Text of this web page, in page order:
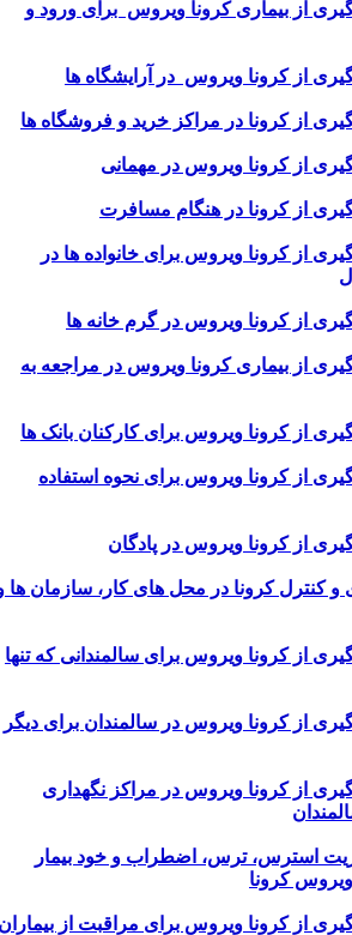
از بیماری کرونا ویروس برای ورود و
از کرونا ویروس برای خانواده ها در
از بیماری کرونا ویروس در مراجعه به
از کرونا ویروس برای نحوه استفاده
و کنترل کرونا در محل های کار، سازمان ها و
از کرونا ویروس برای سالمندانی که تنها
از کرونا ویروس در سالمندان برای دیگر
از کرونا ویروس در مراکز نگهداری
استرس، ترس، اضطراب و خود بیمار
کرونا
از کرونا ویروس برای مراقبت از بیماران